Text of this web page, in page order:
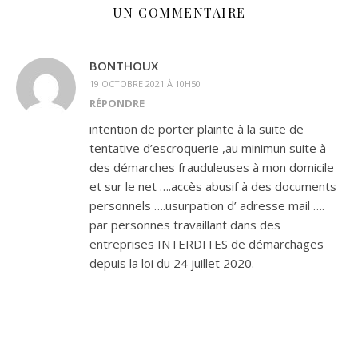
UN COMMENTAIRE
BONTHOUX
19 OCTOBRE 2021 À 10H50
RÉPONDRE
intention de porter plainte à la suite de
tentative d’escroquerie ,au minimun suite à
des démarches frauduleuses à mon domicile
et sur le net ….accès abusif à des documents
personnels ….usurpation d’ adresse mail ….
par personnes travaillant dans des
entreprises INTERDITES de démarchages
depuis la loi du 24 juillet 2020.